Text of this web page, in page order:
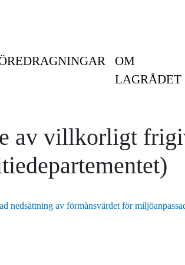
OM
LAGRÅDET
av villkorligt
nedsättning av förmånsvärdet för